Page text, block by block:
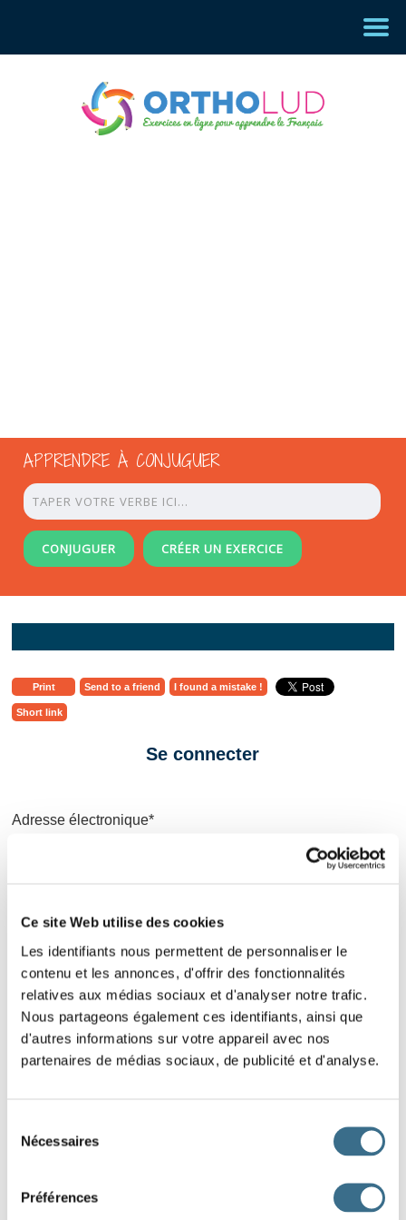
Ce site Web utilise des cookies
Les identifiants nous permettent de personnaliser le
contenu et les annonces, d'offrir des fonctionnalités
relatives aux médias sociaux et d'analyser notre trafic.
Nous partageons également ces identifiants, ainsi que
d'autres informations sur votre appareil avec nos
partenaires de médias sociaux, de publicité et d'analyse.
Nécessaires
Préférences
APPRENDRE À CONJUGUER
CONJUGUER CRÉER UN EXERCICE
Print Send to a friend I found a mistake !
Short link
Se connecter
Adresse électronique*
Mot de passe oublié
CONNEXION